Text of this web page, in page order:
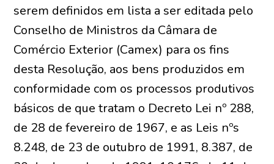
serem definidos em lista a ser editada pelo
Conselho de Ministros da Câmara de
Comércio Exterior (Camex) para os fins
desta Resolução, aos bens produzidos em
conformidade com os processos produtivos
básicos de que tratam o Decreto Lei nº 288,
de 28 de fevereiro de 1967, e as Leis nºs
8.248, de 23 de outubro de 1991, 8.387, de